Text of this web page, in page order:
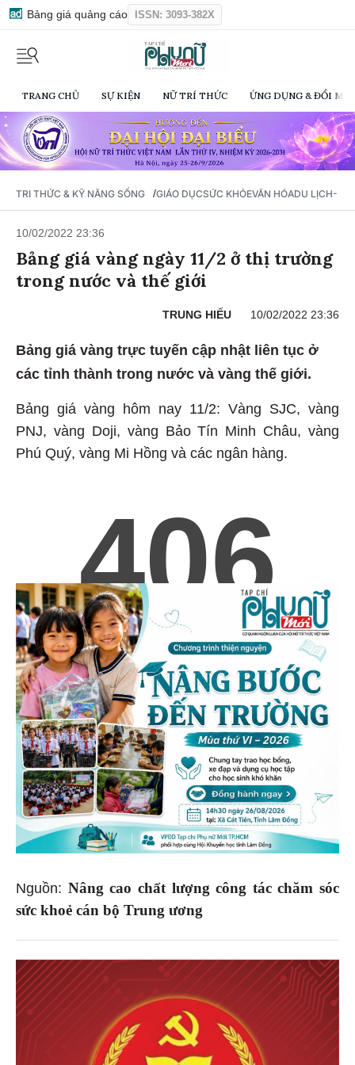
Bảng giá quảng cáo ISSN: 3093-382X
TRANG CHỦ SỰ KIỆN NỮ TRÍ THỨC ỨNG DỤNG & ĐỔI
TRI THỨC & KỸ NĂNG SỐNG /GIÁO DỤCSỨC KHỎEVĂN HÓADU LỊCH-
10/02/2022 23:36
Bảng giá vàng ngày 11/2 ở thị trường
trong nước và thế giới
TRUNG HIẾU 10/02/2022 23:36
Bảng giá vàng trực tuyến cập nhật liên tục ở
các tỉnh thành trong nước và vàng thế giới.
Bảng giá vàng hôm nay 11/2: Vàng SJC, vàng
PNJ, vàng Doji, vàng Bảo Tín Minh Châu, vàng
Phú Quý, vàng Mi Hồng và các ngân hàng.
Nguồn: Nâng cao chất lượng công tác chăm sóc
sức khoẻ cán bộ Trung ương